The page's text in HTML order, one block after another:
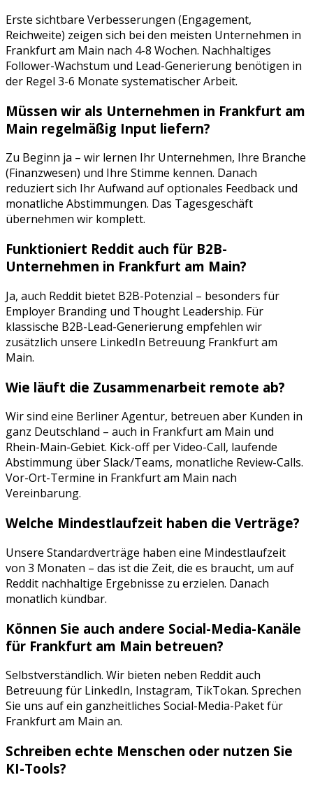
Erste sichtbare Verbesserungen (Engagement,
Reichweite) zeigen sich bei den meisten Unternehmen in
Frankfurt am Main nach 4-8 Wochen. Nachhaltiges
Follower-Wachstum und Lead-Generierung benötigen in
der Regel 3-6 Monate systematischer Arbeit.
Müssen wir als Unternehmen in Frankfurt am
Main regelmäßig Input liefern?
Zu Beginn ja – wir lernen Ihr Unternehmen, Ihre Branche
(Finanzwesen) und Ihre Stimme kennen. Danach
reduziert sich Ihr Aufwand auf optionales Feedback und
monatliche Abstimmungen. Das Tagesgeschäft
übernehmen wir komplett.
Funktioniert Reddit auch für B2B-
Unternehmen in Frankfurt am Main?
Ja, auch Reddit bietet B2B-Potenzial – besonders für
Employer Branding und Thought Leadership. Für
klassische B2B-Lead-Generierung empfehlen wir
zusätzlich unsere LinkedIn Betreuung Frankfurt am
Main.
Wie läuft die Zusammenarbeit remote ab?
Wir sind eine Berliner Agentur, betreuen aber Kunden in
ganz Deutschland – auch in Frankfurt am Main und
Rhein-Main-Gebiet. Kick-off per Video-Call, laufende
Abstimmung über Slack/Teams, monatliche Review-Calls.
Vor-Ort-Termine in Frankfurt am Main nach
Vereinbarung.
Welche Mindestlaufzeit haben die Verträge?
Unsere Standardverträge haben eine Mindestlaufzeit
von 3 Monaten – das ist die Zeit, die es braucht, um auf
Reddit nachhaltige Ergebnisse zu erzielen. Danach
monatlich kündbar.
Können Sie auch andere Social-Media-Kanäle
für Frankfurt am Main betreuen?
Selbstverständlich. Wir bieten neben Redditauch
Betreuung für LinkedIn, Instagram, TikTokan. Sprechen
Sie uns auf ein ganzheitliches Social-Media-Paket für
Frankfurt am Main an.
Schreiben echte Menschen oder nutzen Sie
KI-Tools?